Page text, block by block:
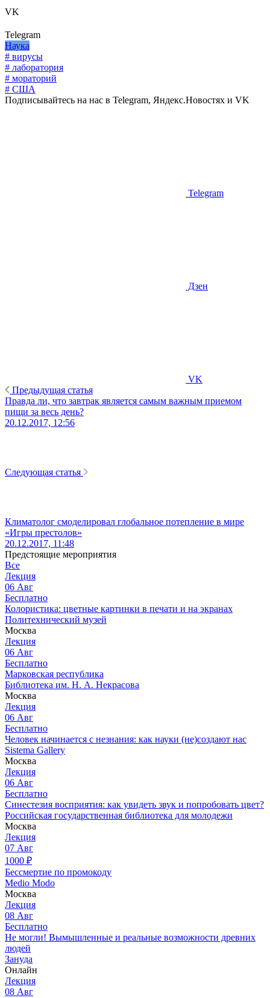
VK
Telegram
Наука
# вирусы
# лаборатория
# мораторий
# США
Подписывайтесь на нас в Telegram, Яндекс.Новостях и VK
Telegram
Дзен
VK
Предыдущая статья
Правда ли, что завтрак является самым важным приемом
пищи за весь день?
20.12.2017, 12:56
Следующая статья
Климатолог смоделировал глобальное потепление в мире
«Игры престолов»
20.12.2017, 11:48
Предстоящие мероприятия
Все
Лекция
06 Авг
Бесплатно
Колористика: цветные картинки в печати и на экранах
Политехнический музей
Москва
Лекция
06 Авг
Бесплатно
Марковская республика
Библиотека им. Н. А. Некрасова
Москва
Лекция
06 Авг
Бесплатно
Человек начинается с незнания: как науки (не)создают нас
Sistema Gallery
Москва
Лекция
06 Авг
Бесплатно
Синестезия восприятия: как увидеть звук и попробовать цвет?
Российская государственная библиотека для молодежи
Москва
Лекция
07 Авг
1000 ₽
Бессмертие по промокоду
Medio Modo
Москва
Лекция
08 Авг
Бесплатно
Не могли! Вымышленные и реальные возможности древних
людей
Зануда
Онлайн
Лекция
08 Авг